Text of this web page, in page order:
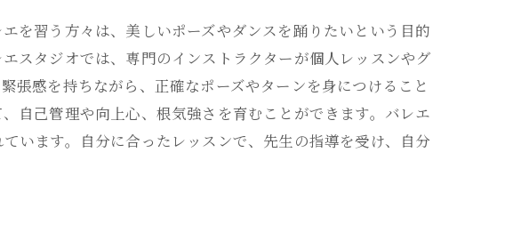
を習う方々は、美しいポーズやダンスを踊りたいという目的
スタジオでは、専門のインストラクターが個人レッスンやグ
張感を持ちながら、正確なポーズやターンを身につけること
自己管理や向上心、根気強さを育むことができます。バレエ
います。自分に合ったレッスンで、先生の指導を受け、自分